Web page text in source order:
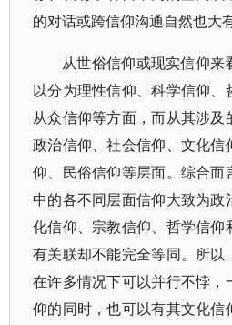
的对话或跨信仰沟通自然也大
从世俗信仰或现实信仰
以分为理性信仰、科学信仰、
从众信仰等方面，而从其涉及
政治信仰、社会信仰、文化信
仰、民俗信仰等层面。综合而
中的各不同层面信仰大致为政
化信仰、宗教信仰、哲学信仰
有关联却不能完全等同。所以
在许多情况下可以并行不悖，
仰的同时，也可以有其文化信